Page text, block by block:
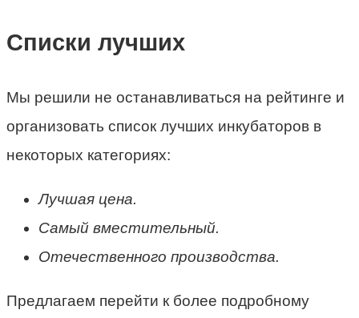
Списки лучших
Мы решили не останавливаться на рейтинге и
организовать список лучших инкубаторов в
некоторых категориях:
Лучшая цена.
Самый вместительный.
Отечественного производства.
Предлагаем перейти к более подробному